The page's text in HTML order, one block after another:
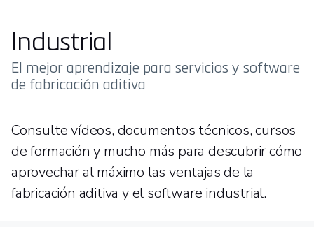
Industrial
El mejor aprendizaje para servicios y software
de fabricación aditiva
Consulte vídeos, documentos técnicos, cursos
de formación y mucho más para descubrir cómo
aprovechar al máximo las ventajas de la
fabricación aditiva y el software industrial.